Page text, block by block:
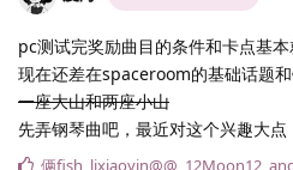
pc测试完奖励曲目的条件和卡点基本
现在还差在spaceroom的基础话题
一座大山和两座小山
先弄钢琴曲吧，最近对这个兴趣大点
俩fish, lixiaoyin@@, 12Moon12,